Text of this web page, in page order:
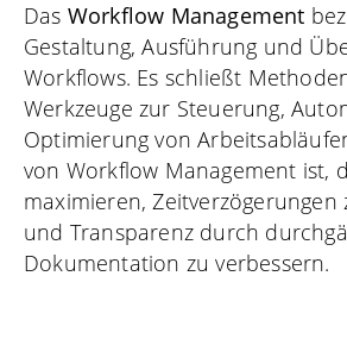
Das Workflow Management
Gestaltung, Ausführung und
Workflows. Es schließt
Werkzeuge zur Steuerung,
Optimierung von
von Workflow Management ist,
maximieren, Zeitverzögerungen
und Transparenz durch
Dokumentation zu verbessern.